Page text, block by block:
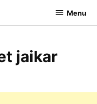
Menu
jaikar